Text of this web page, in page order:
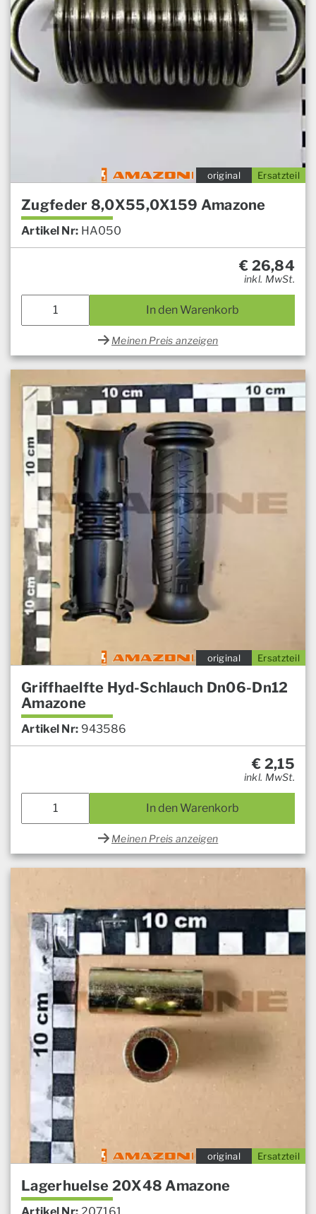
Ersatzteil
original
Zugfeder 8,0X55,0X159 Amazone
Artikel Nr: HA050
€ 26,84
inkl. MwSt.
In den Warenkorb
Meinen Preis anzeigen
Ersatzteil
original
Griffhaelfte Hyd-Schlauch Dn06-Dn12
Amazone
Artikel Nr: 943586
€ 2,15
inkl. MwSt.
In den Warenkorb
Meinen Preis anzeigen
Ersatzteil
original
Lagerhuelse 20X48 Amazone